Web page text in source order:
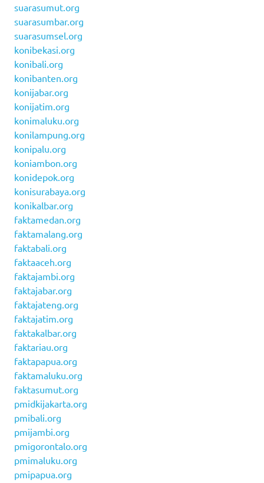
suarasumut.org
suarasumbar.org
suarasumsel.org
konibekasi.org
konibali.org
konibanten.org
konijabar.org
konijatim.org
konimaluku.org
konilampung.org
konipalu.org
koniambon.org
konidepok.org
konisurabaya.org
konikalbar.org
faktamedan.org
faktamalang.org
faktabali.org
faktaaceh.org
faktajambi.org
faktajabar.org
faktajateng.org
faktajatim.org
faktakalbar.org
faktariau.org
faktapapua.org
faktamaluku.org
faktasumut.org
pmidkijakarta.org
pmibali.org
pmijambi.org
pmigorontalo.org
pmimaluku.org
pmipapua.org